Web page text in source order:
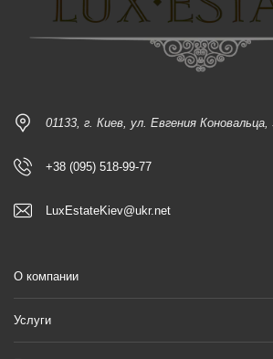
01133, г. Киев, ул. Евгения
+38 (095) 518-99-77
LuxEstateKiev@ukr.net
О компании
Услуги